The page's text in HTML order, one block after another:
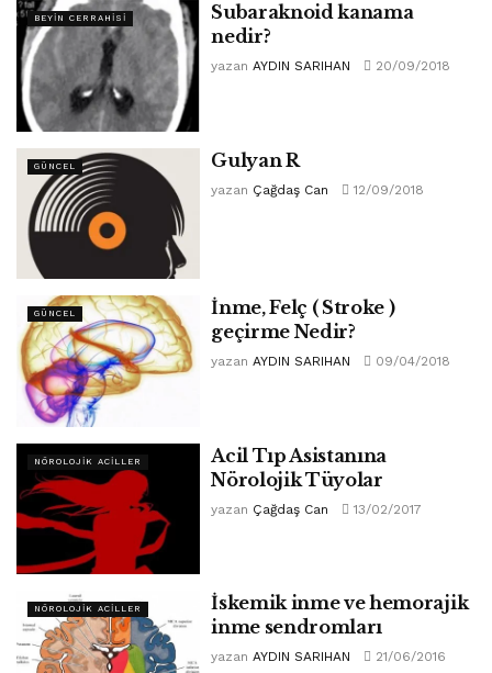
BEYIN CERRAHISI
Subaraknoid kanama
nedir?
yazan AYDIN SARIHAN 20/09/2018
GÜNCEL Gulyan R
yazan Çağdaş Can 12/09/2018
GÜNCEL
İnme, Felç ( Stroke )
geçirme Nedir?
yazan AYDIN SARIHAN 09/04/2018
NÖROLOJIK ACILLER
Acil Tıp Asistanına
Nörolojik Tüyolar
yazan Çağdaş Can 13/02/2017
NÖROLOJIK ACILLER
İskemik inme ve hemorajik
inme sendromları
yazan AYDIN SARIHAN 21/06/2016